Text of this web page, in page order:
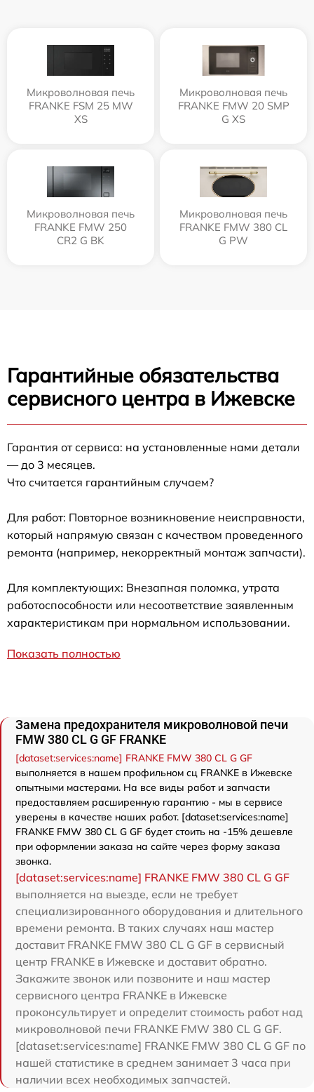
Микроволновая печь
FRANKE FSM 25 MW
XS
Микроволновая печь
FRANKE FMW 20 SMP
G XS
Микроволновая печь
FRANKE FMW 250
CR2 G BK
Микроволновая печь
FRANKE FMW 380 CL
G PW
Гарантийные обязательства
сервисного центра в Ижевске
Гарантия от сервиса: на установленные нами детали
— до 3 месяцев.
Что считается гарантийным случаем?
Для работ: Повторное возникновение неисправности,
который напрямую связан с качеством проведенного
ремонта (например, некорректный монтаж запчасти).
Для комплектующих: Внезапная поломка, утрата
работоспособности или несоответствие заявленным
характеристикам при нормальном использовании.
Показать полностью
Замена предохранителя микроволновой печи
FMW 380 CL G GF FRANKE
[dataset:services:name] FRANKE FMW 380 CL G GF
выполняется в нашем профильном сц FRANKE в Ижевске
опытными мастерами. На все виды работ и запчасти
предоставляем расширенную гарантию - мы в сервисе
уверены в качестве наших работ. [dataset:services:name]
FRANKE FMW 380 CL G GF будет стоить на -15% дешевле
при оформлении заказа на сайте через форму заказа
звонка.
[dataset:services:name] FRANKE FMW 380 CL G GF
выполняется на выезде, если не требует
специализированного оборудования и длительного
времени ремонта. В таких случаях наш мастер
доставит FRANKE FMW 380 CL G GF в сервисный
центр FRANKE в Ижевске и доставит обратно.
Закажите звонок или позвоните и наш мастер
сервисного центра FRANKE в Ижевске
проконсультирует и определит стоимость работ над
микроволновой печи FRANKE FMW 380 CL G GF.
[dataset:services:name] FRANKE FMW 380 CL G GF по
нашей статистике в среднем занимает 3 часа при
наличии всех необходимых запчастей.